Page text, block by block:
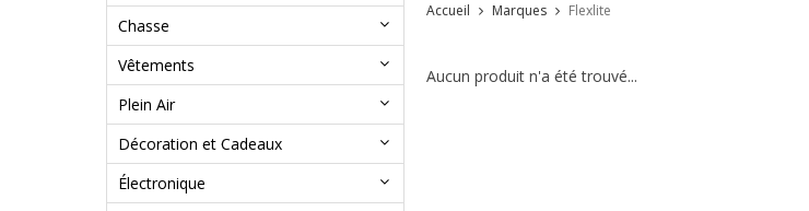
Chasse
Vêtements
Plein Air
Décoration et Cadeaux
Électronique
Accueil Marques Flexlite
Aucun produit n'a été trouvé...